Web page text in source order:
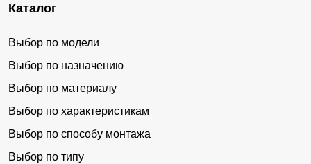
Каталог
Выбор по модели
Выбор по назначению
Выбор по материалу
Выбор по характеристикам
Выбор по способу монтажа
Выбор по типу